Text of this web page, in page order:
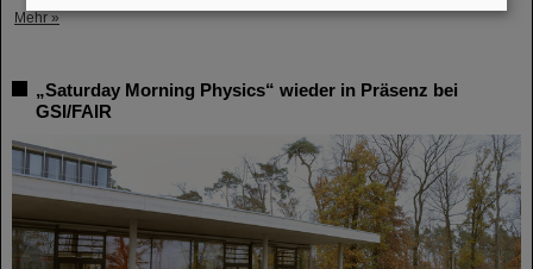
Mehr »
„Saturday Morning Physics“ wieder in Präsenz bei
GSI/FAIR